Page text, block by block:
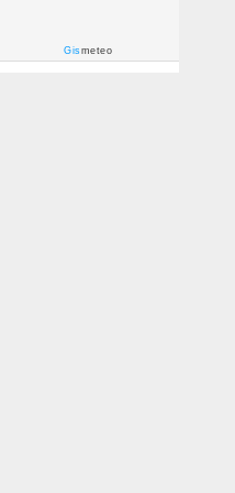
Gismeteo